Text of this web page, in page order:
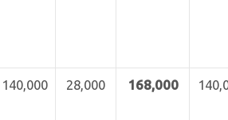
140,000 28,000 168,000